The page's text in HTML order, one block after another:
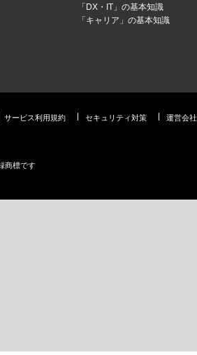
「DX・IT」の基本知識
「キャリア」の基本知識
サービス利用規約 セキュリティ対策 運営会社
商標です